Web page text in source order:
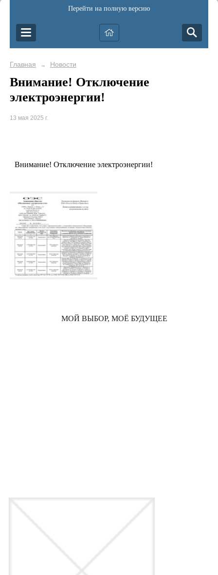
Перейти на полную версию
Главная → Новости
Внимание! Отключение
электроэнергии!
13 мая 2025 г.
Внимание! Отключение электроэнергии!
МОЙ ВЫБОР, МОЁ БУДУЩЕЕ